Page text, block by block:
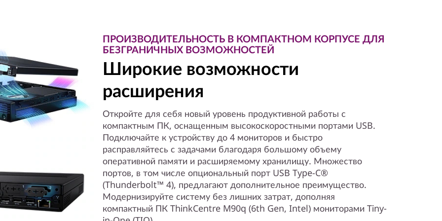
ПРОИЗВОДИТЕЛЬНОСТЬ В КОМПАКТНОМ КОРПУСЕ ДЛЯ
БЕЗГРАНИЧНЫХ ВОЗМОЖНОСТЕЙ
Широкие возможности
расширения
Откройте для себя новый уровень продуктивной работы с
компактным ПК, оснащенным высокоскоростными портами USB.
Подключайте к устройству до 4 мониторов и быстро
расправляйтесь с задачами благодаря большому объему
оперативной памяти и расширяемому хранилищу. Множество
портов, в том числе опциональный порт USB Type-C®
(Thunderbolt™ 4), предлагают дополнительное преимущество.
Модернизируйте систему без лишних затрат, дополняя
компактный ПК ThinkCentre M90q (6th Gen, Intel) мониторами Tiny-